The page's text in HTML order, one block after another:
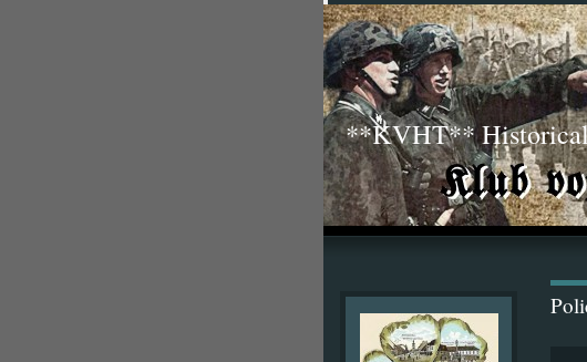
**KVHT** Historical